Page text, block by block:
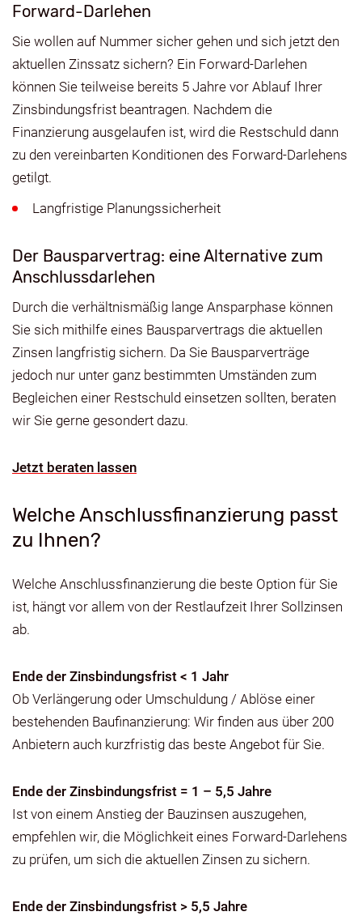
Forward-Darlehen
Sie wollen auf Nummer sicher gehen und sich jetzt den
aktuellen Zinssatz sichern? Ein Forward-Darlehen
können Sie teilweise bereits 5 Jahre vor Ablauf Ihrer
Zinsbindungsfrist beantragen. Nachdem die
Finanzierung ausgelaufen ist, wird die Restschuld dann
zu den vereinbarten Konditionen des Forward-Darlehens
getilgt.
Langfristige Planungssicherheit
Der Bausparvertrag: eine Alternative zum
Anschlussdarlehen
Durch die verhältnismäßig lange Ansparphase können
Sie sich mithilfe eines Bausparvertrags die aktuellen
Zinsen langfristig sichern. Da Sie Bausparverträge
jedoch nur unter ganz bestimmten Umständen zum
Begleichen einer Restschuld einsetzen sollten, beraten
wir Sie gerne gesondert dazu.
Jetzt beraten lassen
Welche Anschlussfinanzierung passt
zu Ihnen?
Welche Anschlussfinanzierung die beste Option für Sie
ist, hängt vor allem von der Restlaufzeit Ihrer Sollzinsen
ab.
Ende der Zinsbindungsfrist < 1 Jahr
Ob Verlängerung oder Umschuldung / Ablöse einer
bestehenden Baufinanzierung: Wir finden aus über 200
Anbietern auch kurzfristig das beste Angebot für Sie.
Ende der Zinsbindungsfrist = 1 – 5,5 Jahre
Ist von einem Anstieg der Bauzinsen auszugehen,
empfehlen wir, die Möglichkeit eines Forward-Darlehens
zu prüfen, um sich die aktuellen Zinsen zu sichern.
Ende der Zinsbindungsfrist > 5,5 Jahre